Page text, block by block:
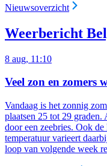
Nieuwsoverzicht
Weerbericht
8 aug, 11:10
Veel zon en zomers
Vandaag is het zonnig
plaatsen 25 tot 29
door een zeebries. Ook
temperatuur varieert
loop van volgende week